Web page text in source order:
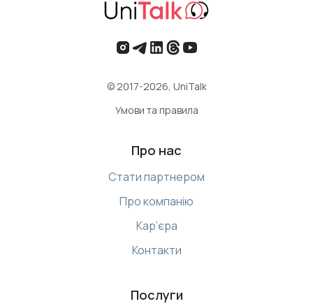
© 2017-2026, UniTalk
Умови та правила
Про нас
Стати партнером
Про компанію
Кар’єра
Контакти
Послуги